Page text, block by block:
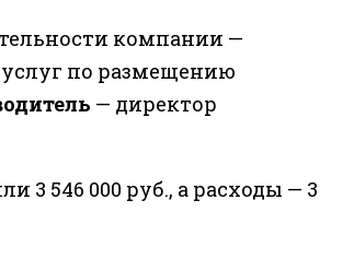
компании —
услуг по размещению
— директор
3 546 000 руб., а расходы — 3